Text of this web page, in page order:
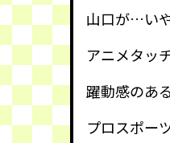
山口が…い
アニメタッ
躍動感のあ
プロスポー